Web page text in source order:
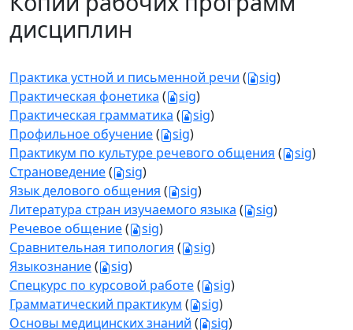
дисциплин
Практика устной и письменной речи ( sig)
Практическая фонетика ( sig)
Практическая грамматика ( sig)
Профильное обучение( sig)
Практикум по культуре речевого общения ( sig)
Страноведение( sig)
Язык делового общения ( sig)
Литература стран изучаемого языка ( sig)
Речевое общение( sig)
Сравнительная типология ( sig)
Языкознание( sig)
Спецкурс по курсовой работе( sig)
Грамматический практикум ( sig)
Основы медицинских знаний ( sig)